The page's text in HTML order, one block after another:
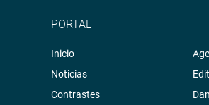
PORTAL
Inicio
Noticias
Contrastes